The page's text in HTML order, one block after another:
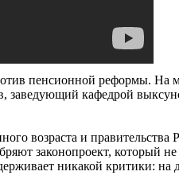
пенсионной реформы.
заведующий кафедрой
возраста и
законопроект, который
никакой критики: